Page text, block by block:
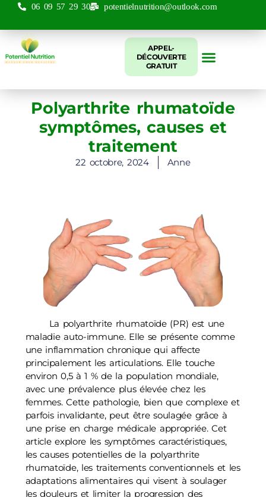
06 09 57 29 30 potentielnutrition@outlook.com
APPEL-
DÉCOUVERTE
GRATUIT
Polyarthrite rhumatoïde
symptômes, causes et
traitement
22 octobre, 2024 Anne
La polyarthrite rhumatoïde (PR) est une
maladie auto-immune. Elle se présente comme
une inflammation chronique qui affecte
principalement les articulations. Elle touche
environ 0,5 à 1 % de la population mondiale,
avec une prévalence plus élevée chez les
femmes. Cette pathologie, bien que complexe et
parfois invalidante, peut être soulagée grâce à
une prise en charge médicale appropriée. Cet
article explore les symptômes caractéristiques,
les causes potentielles de la polyarthrite
rhumatoïde, les traitements conventionnels et les
adaptations alimentaires qui visent à soulager
les douleurs et limiter la progression des